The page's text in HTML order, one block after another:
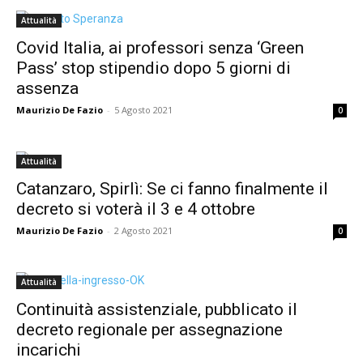
Attualità
Covid Italia, ai professori senza ‘Green
Pass’ stop stipendio dopo 5 giorni di
assenza
Maurizio De Fazio - 5 Agosto 2021 0
Attualità
Catanzaro, Spirlì: Se ci fanno finalmente il
decreto si voterà il 3 e 4 ottobre
Maurizio De Fazio - 2 Agosto 2021 0
Attualità
Continuità assistenziale, pubblicato il
decreto regionale per assegnazione
incarichi